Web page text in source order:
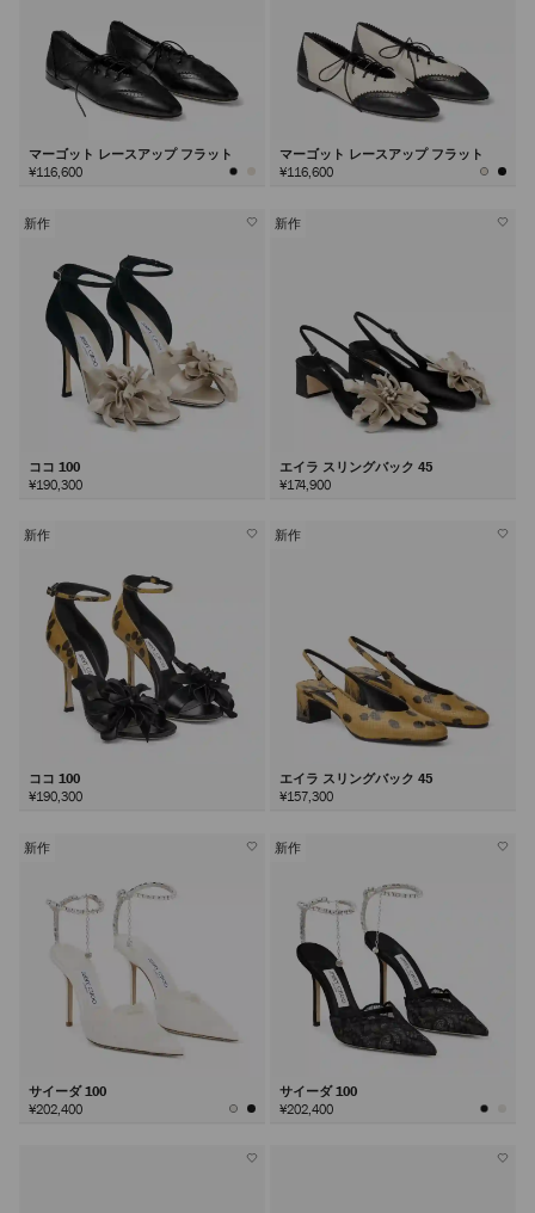
マーゴット レースアップ フラット
¥116,600
マーゴット レースアップ フラット
¥116,600
新作
ココ 100
¥190,300
新作
エイラ スリングバック 45
¥174,900
新作
ココ 100
¥190,300
新作
エイラ スリングバック 45
¥157,300
新作
サイーダ 100
¥202,400
新作
サイーダ 100
¥202,400